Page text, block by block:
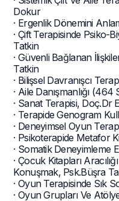
Dokur
· Ergenlik Dönemini
· Çift Terapisinde Psiko-
Tatkin
· Güvenli Bağlanan
Tatkin
· Bilişsel Davranışcı
· Aile Danışmanlığı (464
· Sanat Terapisi, Doç.Dr
· Terapide Genogram
· Deneyimsel Oyun
· Psikoterapide Metafor
· Somatik Deneyimleme
· Çocuk Kitapları
Konuşmak, Psk.Büşra
· Oyun Terapisinde Sık
· Oyun Grupları Ve